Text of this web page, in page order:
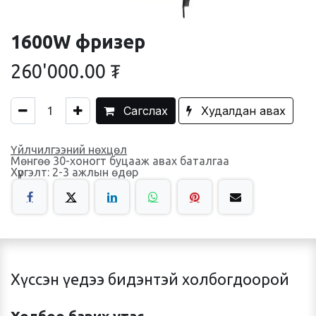
1600W фризер
260'000.00 ₮
Сагслах Худалдан авах
Үйлчилгээний нөхцөл
Мөнгөө 30-хоногт буцааж авах баталгаа
Хүргэлт: 2-3 ажлын өдөр
Хүссэн үедээ бидэнтэй холбогдоорой